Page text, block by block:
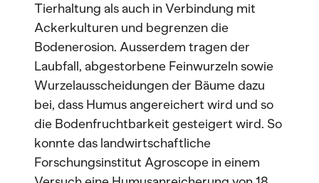
Tierhaltung als auch in Verbindung mit
Ackerkulturen und begrenzen die
Bodenerosion. Ausserdem tragen der
Laubfall, abgestorbene Feinwurzeln sowie
Wurzelausscheidungen der Bäume dazu
bei, dass Humus angereichert wird und so
die Bodenfruchtbarkeit gesteigert wird. So
konnte das landwirtschaftliche
Forschungsinstitut Agroscope in einem